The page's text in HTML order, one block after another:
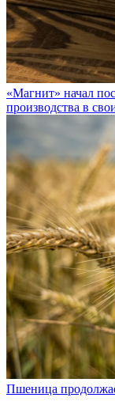
«Магнит» начал
производства в
Пшеница